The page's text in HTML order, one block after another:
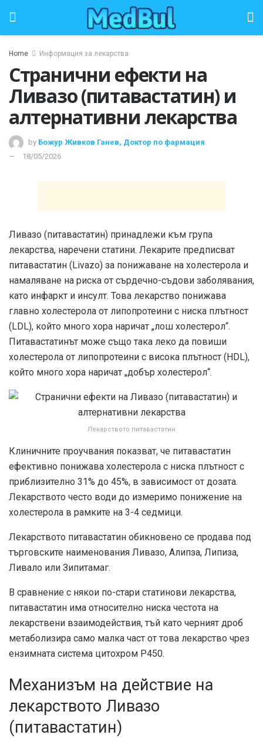
Home Информация за лекарства
Странични ефекти на
Ливазо (питавастатин) и
алтернативни лекарства
by Божур Живков Ганев, Доктор по фармация
18/05/2026
Ливазо (питавастатин) принадлежи към група
лекарства, наречени статини. Лекарите предписват
питавастатин (Livazo) за понижаване на холестерола и
намаляване на риска от сърдечно-съдови заболявания,
като инфаркт и инсулт. Това лекарство понижава
главно холестерола от липопротеини с ниска плътност
(LDL), който много хора наричат „лош холестерол“.
Питавастатинът може също така леко да повиши
холестерола от липопротеини с висока плътност (HDL),
който много хора наричат „добър холестерол“.
Лекарството питавастатин
Клиничните проучвания показват, че питавастатин
ефективно понижава холестерола с ниска плътност с
приблизително 31% до 45%, в зависимост от дозата.
Лекарството често води до измеримо понижение на
холестерола в рамките на 3-4 седмици.
Лекарството питавастатин обикновено се продава под
търговските наименования Ливазо, Алипза, Липиза,
Ливало или Зипитамаг.
В сравнение с някои по-стари статинови лекарства,
питавастатин има относително ниска честота на
лекарствени взаимодействия, тъй като черният дроб
метаболизира само малка част от това лекарство чрез
ензимната система цитохром P450.
Механизъм на действие на
лекарството Ливазо
(питавастатин)